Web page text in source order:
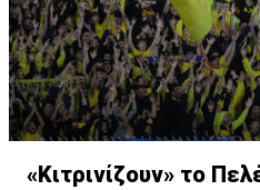
«Κιτρινίζουν» το